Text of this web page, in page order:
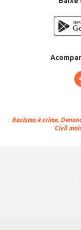
Racismo é crime.
Civil